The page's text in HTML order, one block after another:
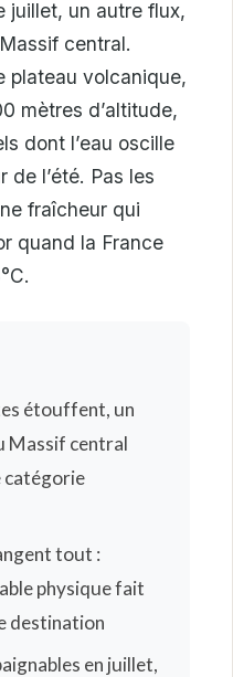
juillet, un autre flux,
central.
plateau volcanique,
mètres d’altitude,
dont l’eau oscille
l’été. Pas les
fraîcheur qui
quand la France
étouffent, un
Massif central
catégorie
tout :
physique fait
destination
en juillet,